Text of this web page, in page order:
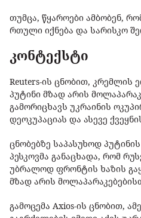
თუმცა, წყაროები ამბობენ,
რთული იქნება და სარისკო
კონტექსტი
Reuters-ის ცნობით, კრემლის
პუტინი მზად არის
გამორიცხავს უკრაინის
დეოკუპაციას და ასევე
ცნობებზე საპასუხოდ
პესკოვმა განაცხადა, რომ
უბრალოდ ფრონტის ხაზის
მზად არის
გამოცემა Axios-ის ცნობით,